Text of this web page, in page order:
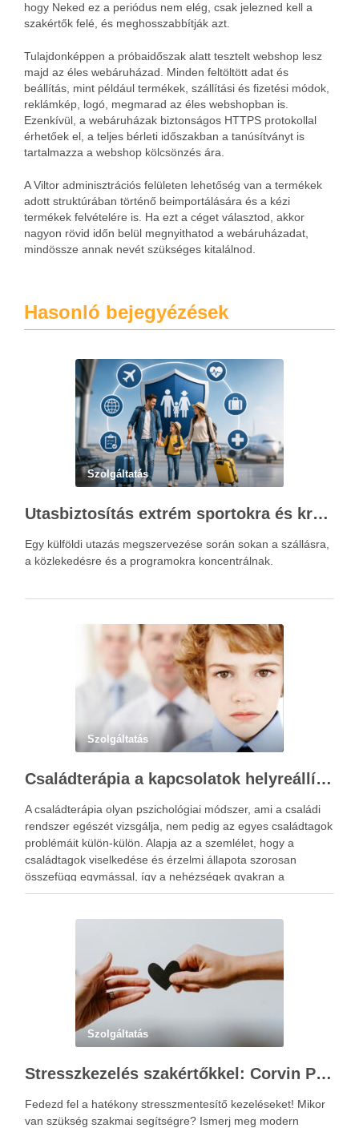
hogy Neked ez a periódus nem elég, csak jelezned kell a
szakértők felé, és meghosszabbítják azt.
Tulajdonképpen a próbaidőszak alatt tesztelt webshop lesz
majd az éles webáruházad. Minden feltöltött adat és
beállítás, mint például termékek, szállítási és fizetési módok,
reklámkép, logó, megmarad az éles webshopban is.
Ezenkívül, a webáruházak biztonságos HTTPS protokollal
érhetőek el, a teljes bérleti időszakban a tanúsítványt is
tartalmazza a webshop kölcsönzés ára.
A Viltor adminisztrációs felületen lehetőség van a termékek
adott struktúrában történő beimportálására és a kézi
termékek felvételére is. Ha ezt a céget választod, akkor
nagyon rövid időn belül megnyithatod a webáruházadat,
mindössze annak nevét szükséges kitalálnod.
Hasonló bejegyézések
Szolgáltatás
Utasbiztosítás extrém sportokra és krónikus betegségek esetén: mire figyelj utazás előtt?
Egy külföldi utazás megszervezése során sokan a szállásra,
a közlekedésre és a programokra koncentrálnak.
Szolgáltatás
Családterápia a kapcsolatok helyreállításért
A családterápia olyan pszichológiai módszer, ami a családi
rendszer egészét vizsgálja, nem pedig az egyes családtagok
problémáit külön-külön. Alapja az a szemlélet, hogy a
családtagok viselkedése és érzelmi állapota szorosan
összefügg egymással, így a nehézségek gyakran a
kapcsolati mintázatokban gyökereznek. A családterápia
Szolgáltatás
Stresszkezelés szakértőkkel: Corvin Pszichológia – a modern terápiás megoldások útmutatója
Fedezd fel a hatékony stresszmentesítő kezeléseket! Mikor
van szükség szakmai segítségre? Ismerj meg modern